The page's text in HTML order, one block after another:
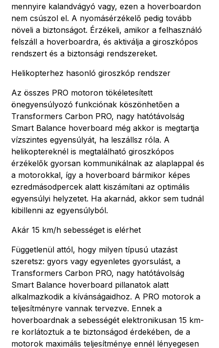
mennyire kalandvágyó vagy, ezen a hoverboardon
nem csúszol el. A nyomásérzékelő pedig tovább
növeli a biztonságot. Érzékeli, amikor a felhasználó
felszáll a hoverboardra, és aktiválja a giroszkópos
rendszert és a biztonsági rendszereket.
Helikopterhez hasonló giroszkóp rendszer
Az összes PRO motoron tökéletesített
önegyensúlyozó funkciónak köszönhetően a
Transformers Carbon PRO, nagy hatótávolság
Smart Balance hoverboard még akkor is megtartja
vízszintes egyensúlyát, ha leszállsz róla. A
helikoptereknél is megtalálható giroszkópos
érzékelők gyorsan kommunikálnak az alaplappal és
a motorokkal, így a hoverboard bármikor képes
ezredmásodpercek alatt kiszámítani az optimális
egyensúlyi helyzetet. Ha akarnád, akkor sem tudnál
kibillenni az egyensúlyból.
Akár 15 km/h sebességet is elérhet
Függetlenül attól, hogy milyen típusú utazást
szeretsz: gyors vagy egyenletes gyorsulást, a
Transformers Carbon PRO, nagy hatótávolság
Smart Balance hoverboard pillanatok alatt
alkalmazkodik a kívánságaidhoz. A PRO motorok a
teljesítményre vannak tervezve. Ennek a
hoverboardnak a sebességét elektronikusan 15 km-
re korlátoztuk a te biztonságod érdekében, de a
motorok maximális teljesítménye ennél lényegesen